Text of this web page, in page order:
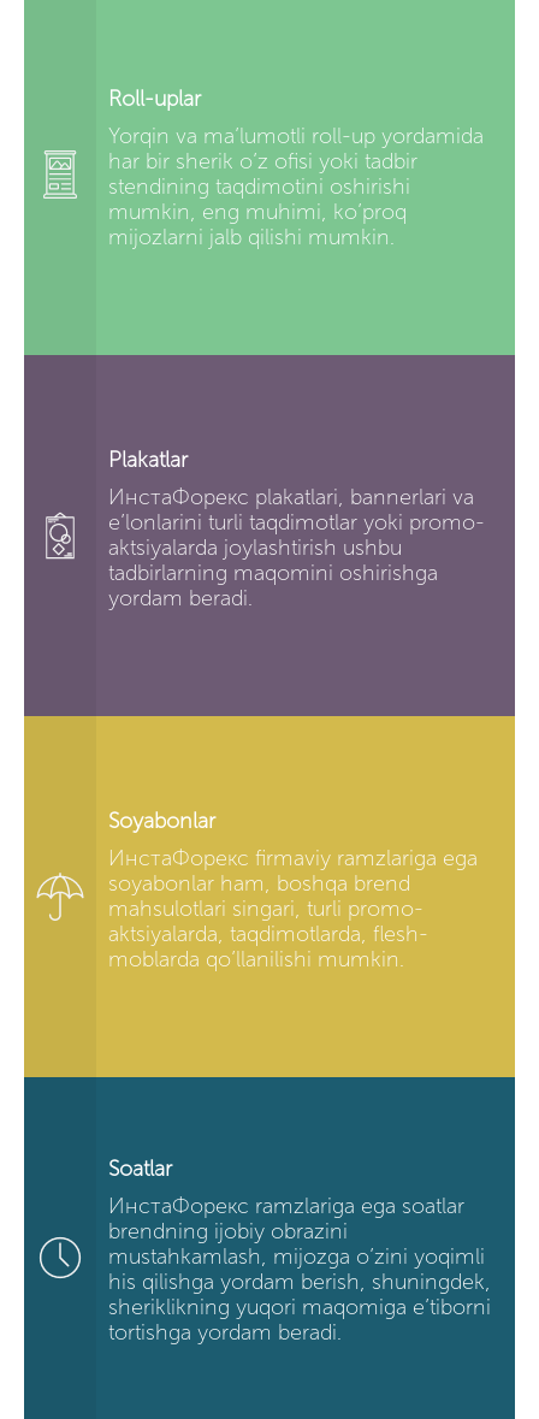
Roll-uplar
Yorqin va ma’lumotli roll-up yordamida
har bir sherik o’z ofisi yoki tadbir
stendining taqdimotini oshirishi
mumkin, eng muhimi, ko’proq
mijozlarni jalb qilishi mumkin.
Plakatlar
ИнстаФорекс plakatlari, bannerlari va
e’lonlarini turli taqdimotlar yoki promo-
aktsiyalarda joylashtirish ushbu
tadbirlarning maqomini oshirishga
yordam beradi.
Soyabonlar
ИнстаФорекс firmaviy ramzlariga ega
soyabonlar ham, boshqa brend
mahsulotlari singari, turli promo-
aktsiyalarda, taqdimotlarda, flesh-
moblarda qo’llanilishi mumkin.
Soatlar
ИнстаФорекс ramzlariga ega soatlar
brendning ijobiy obrazini
mustahkamlash, mijozga o’zini yoqimli
his qilishga yordam berish, shuningdek,
sheriklikning yuqori maqomiga e’tiborni
tortishga yordam beradi.